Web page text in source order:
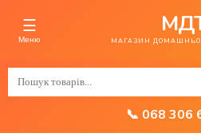
☰
Меню МАГАЗИН
📞 068 306